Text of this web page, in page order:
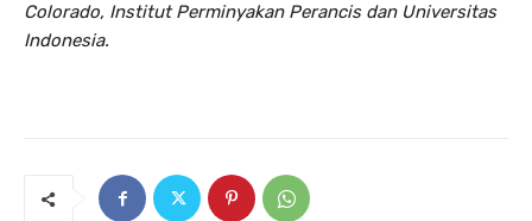
Colorado, Institut Perminyakan Perancis dan Universitas
Indonesia.